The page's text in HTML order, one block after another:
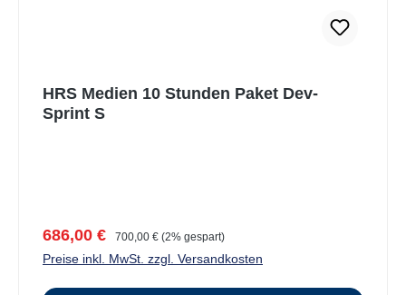
HRS Medien 10 Stunden Paket Dev-
Sprint S
Verkaufspreis:
686,00 € Regulärer Preis:
700,00 € (2% gespart)
Preise inkl. MwSt. zzgl. Versandkosten